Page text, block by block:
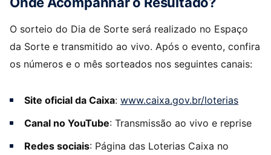
O sorteio do Dia de Sorte será realizado no Espaço
da Sorte e transmitido ao vivo. Após o evento, confira
os números e o mês sorteados nos seguintes canais:
Site oficial da Caixa: www.caixa.gov.br/loterias
Canal no YouTube: Transmissão ao vivo e reprise
Redes sociais: Página das Loterias Caixa no